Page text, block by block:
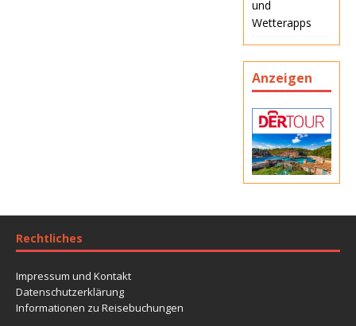
und
Wetterapps
Anzeigen
Rechtliches
Impressum und Kontakt
Datenschutzerklärung
Informationen zu Reisebuchungen